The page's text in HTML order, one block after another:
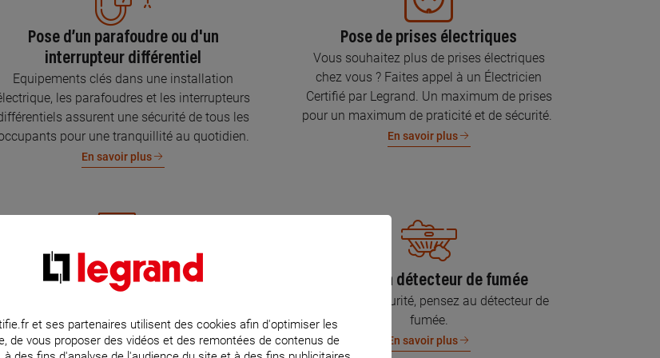
Pose d’un parafoudre ou d'un
interrupteur différentiel
Equipements clés dans une installation
les parafoudres et les interrupteurs
assurent une sécurité de tous les
pour une tranquillité au quotidien.
En savoir plus
Pose de prises électriques
Vous souhaitez plus de prises électriques
chez vous ? Faites appel à un Électricien
Certifié par Legrand. Un maximum de prises
pour un maximum de praticité et de sécurité.
En savoir plus
Mise aux normes de l’installation
que l’électricité implique la sécurité et la
protection de votre famille et de vos biens,
Pose d’un détecteur de fumée
Pour votre sécurité, pensez au détecteur de
fumée.
En savoir plus
et ses partenaires utilisent des cookies afin d'optimiser les
de vous proposer des vidéos et des remontées de contenus de